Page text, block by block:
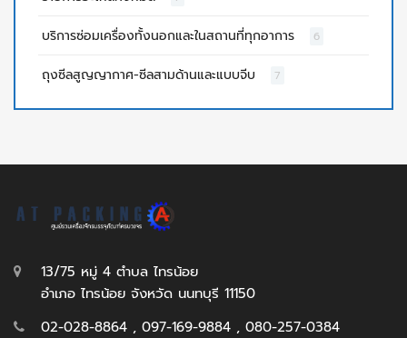
บริการซ่อมเครื่องทั้งนอกและในสถานที่ทุกอาการ 6
ถุงซีลสูญญากาศ-ซีลสามด้านและแบบจีบ 7
13/75 หมู่ 4 ตำบล ไทรน้อย
อำเภอ ไทรน้อย จังหวัด นนทบุรี 11150
02-028-8864 , 097-169-9884 , 080-257-0384